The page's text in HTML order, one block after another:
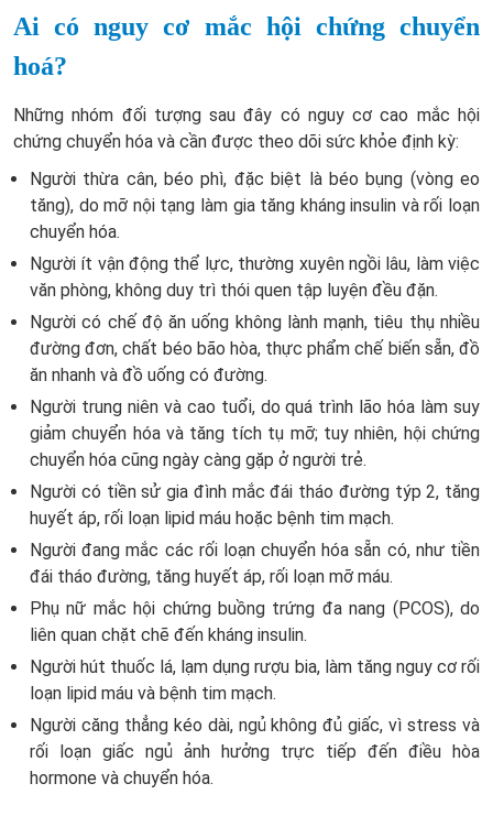
Ai có nguy cơ mắc hội chứng chuyển
hoá?
Những nhóm đối tượng sau đây có nguy cơ cao mắc hội
chứng chuyển hóa và cần được theo dõi sức khỏe định kỳ:
Người thừa cân, béo phì, đặc biệt là béo bụng (vòng eo
tăng), do mỡ nội tạng làm gia tăng kháng insulin và rối loạn
chuyển hóa.
Người ít vận động thể lực, thường xuyên ngồi lâu, làm việc
văn phòng, không duy trì thói quen tập luyện đều đặn.
Người có chế độ ăn uống không lành mạnh, tiêu thụ nhiều
đường đơn, chất béo bão hòa, thực phẩm chế biến sẵn, đồ
ăn nhanh và đồ uống có đường.
Người trung niên và cao tuổi, do quá trình lão hóa làm suy
giảm chuyển hóa và tăng tích tụ mỡ; tuy nhiên, hội chứng
chuyển hóa cũng ngày càng gặp ở người trẻ.
Người có tiền sử gia đìnhmắc đái tháo đường týp 2, tăng
huyết áp, rối loạn lipid máu hoặc bệnh tim mạch.
Người đang mắc các rối loạn chuyển hóa sẵn có, như tiền
đái tháo đường, tăng huyết áp, rối loạn mỡ máu.
Phụ nữ mắc hội chứng buồng trứng đa nang (PCOS), do
liên quan chặt chẽ đến kháng insulin.
Người hút thuốc lá, lạm dụng rượu bia, làm tăng nguy cơ rối
loạn lipid máu và bệnh tim mạch.
Người căng thẳng kéo dài, ngủ không đủ giấc, vì stress và
rối loạn giấc ngủ ảnh hưởng trực tiếp đến điều hòa
hormone và chuyển hóa.